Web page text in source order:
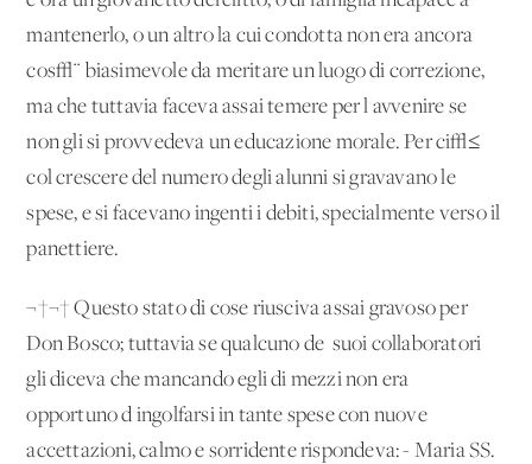
mantenerlo, o un altro la cui condotta non era ancora
cos√¨ biasimevole da meritare un luogo di correzione,
ma che tuttavia faceva assai temere per l'avvenire se
non gli si provvedeva un'educazione morale. Per ci√≤
col crescere del numero degli alunni si gravavano le
spese, e si facevano ingenti i debiti, specialmente verso il
panettiere.
¬†¬† Questo stato di cose riusciva assai gravoso per
Don Bosco; tuttavia se qualcuno de' suoi collaboratori
gli diceva che mancando egli di mezzi non era
opportuno d'ingolfarsi in tante spese con nuove
accettazioni, calmo e sorridente rispondeva: - Maria SS.